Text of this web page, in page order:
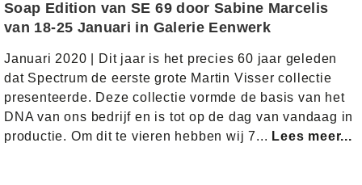
Soap Edition van SE 69 door Sabine Marcelis
van 18-25 Januari in Galerie Eenwerk
Januari 2020 | Dit jaar is het precies 60 jaar geleden
dat Spectrum de eerste grote Martin Visser collectie
presenteerde. Deze collectie vormde de basis van het
DNA van ons bedrijf en is tot op de dag van vandaag in
productie. Om dit te vieren hebben wij 7... Lees meer...